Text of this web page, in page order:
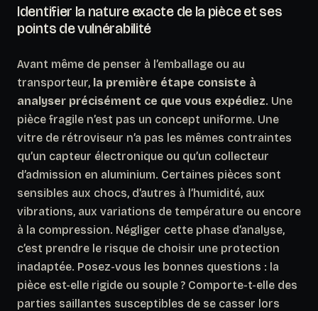
Identifier la nature exacte de la pièce et ses
points de vulnérabilité
Avant même de penser à l’emballage ou au
transporteur, la première étape consiste à
analyser précisément ce que vous expédiez. Une
pièce fragile n’est pas un concept uniforme. Une
vitre de rétroviseur n’a pas les mêmes contraintes
qu’un capteur électronique ou qu’un collecteur
d’admission en aluminium. Certaines pièces sont
sensibles aux chocs, d’autres à l’humidité, aux
vibrations, aux variations de température ou encore
à la compression. Négliger cette phase d’analyse,
c’est prendre le risque de choisir une protection
inadaptée. Posez-vous les bonnes questions : la
pièce est-elle rigide ou souple ? Comporte-t-elle des
parties saillantes susceptibles de se casser lors